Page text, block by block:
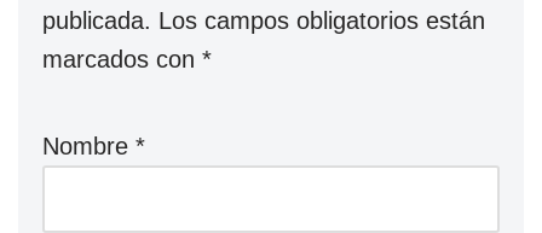
publicada. Los campos obligatorios están
marcados con *
Nombre *